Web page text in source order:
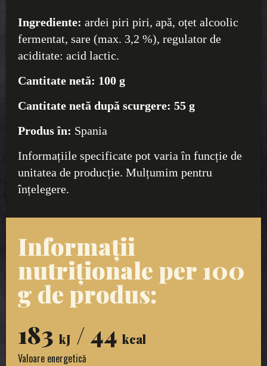
Ingrediente: ardei piri piri, apă, oțet alcoolic
fermentat, sare (max. 3,2 %), regulator de
aciditate: acid lactic.
Cantitate netă: 100 g
Cantitate netă după scurgere: 55 g
Produs în: Spania
Informațiile specificate pot varia în funcție de
unitatea de producție. Mulțumim pentru
înțelegere.
Informații
nutriționale per 100
g de produs:
183 kJ / 44 kcal
Valoare energetică